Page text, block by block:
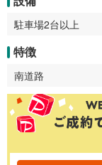
駐車場2台以上
特徴
南道路